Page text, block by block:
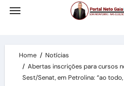
Home
Notícias
Abertas inscrições para cursos
Sest/Senat, em Petrolina: “ao